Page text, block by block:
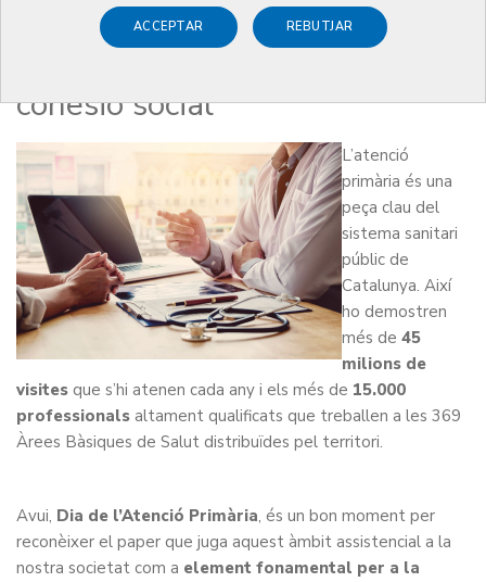
ACCEPTAR REBUTJAR
12 D’ABRIL DE 2018
Dia de l’Atenció Primària. Peça
cohesió social
L’atenció
primària és una
peça clau del
sistema sanitari
públic de
Catalunya. Així
ho demostren
més de 45
milions de
visites que s’hi atenen cada any i els més de 15.000
professionals altament qualificats que treballen a les 369
Àrees Bàsiques de Salut distribuïdes pel territori.
Avui, Dia de l’Atenció Primària, és un bon moment per
reconèixer el paper que juga aquest àmbit assistencial a la
nostra societat com a element fonamental per a la